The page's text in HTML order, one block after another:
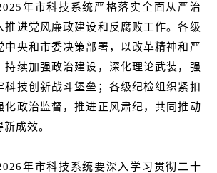
年市科技系统严格落实全面从严治
推进党风廉政建设和反腐败工作。各级
中央和市委决策部署，以改革精神和严
持续加强政治建设，深化理论武装，强
科技创新战斗堡垒；各级纪检组织紧扣
化政治监督，推进正风肃纪，共同推动
成效。
年市科技系统要深入学习贯彻二十